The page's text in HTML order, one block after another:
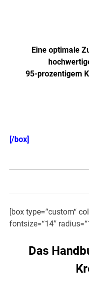
Eine optimale
95-prozentigem
[/box]
[box type=“custom“
fontsize=“14″
Das